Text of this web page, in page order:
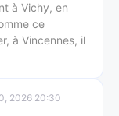
à Vichy, en
ce
à Vincennes, il
2026 20:30